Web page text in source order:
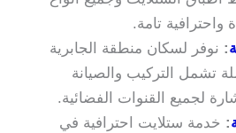
واحترافية تامة.
: نوفر لسكان منطقة الجابرية
تشمل التركيب والصيانة
لجميع القنوات الفضائية.
: خدمة ستلايت احترافية في